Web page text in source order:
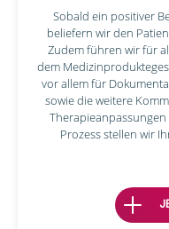
Sobald ein positiver
beliefern wir den
Zudem führen wir für
dem
vor allem für
sowie die weitere
Prozess stellen wir